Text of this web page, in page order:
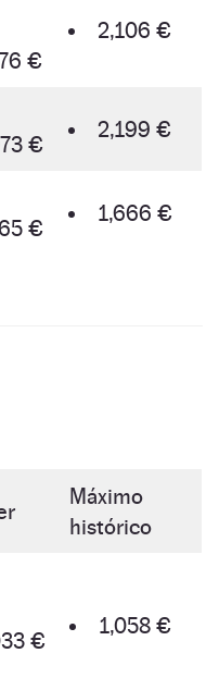
€
2,106 €
€
2,199 €
€
1,666 €
Máximo
histórico
€
1,058 €